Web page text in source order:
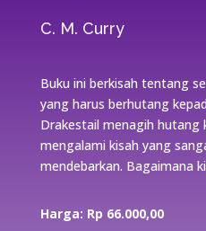
C. M. Curry
Buku ini berkisah tentang
yang harus berhutang
Drakestail menagih hutang
mengalami kisah yang
mendebarkan. Bagaimana
Harga: Rp 66.000,00